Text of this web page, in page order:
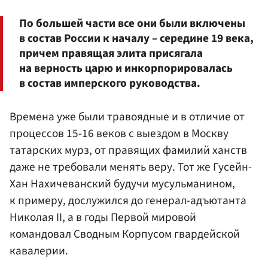
По большей части все они были включены
в состав России к началу – середине 19 века,
причем правящая элита присягала
на верность царю и инкорпорировалась
в состав имперского руководства.
Времена уже были травоядные и в отличие от
процессов 15-16 веков с выездом в Москву
татарских мурз, от правящих фамилий ханств
даже не требовали менять веру. Тот же Гусейн-
Хан Нахичеванский будучи мусульманином,
к примеру, дослужился до генерал-адъютанта
Николая II, а в годы Первой мировой
командовал Сводным Корпусом гвардейской
кавалерии.